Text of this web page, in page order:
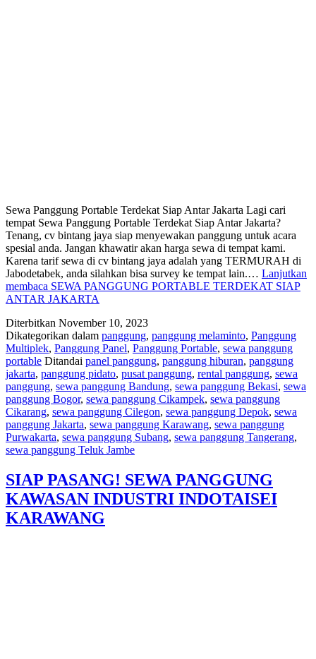
Sewa Panggung Portable Terdekat Siap Antar Jakarta Lagi cari
tempat Sewa Panggung Portable Terdekat Siap Antar Jakarta?
Tenang, cv bintang jaya siap menyewakan panggung untuk acara
spesial anda. Jangan khawatir akan harga sewa di tempat kami.
Karena tarif sewa di cv bintang jaya adalah yang TERMURAH di
Jabodetabek, anda silahkan bisa survey ke tempat lain.… Lanjutkan
membaca SEWA PANGGUNG PORTABLE TERDEKAT SIAP
ANTAR JAKARTA
Diterbitkan November 10, 2023
Dikategorikan dalam panggung, panggung melaminto, Panggung
Multiplek, Panggung Panel, Panggung Portable, sewa panggung
portable Ditandai panel panggung, panggung hiburan, panggung
jakarta, panggung pidato, pusat panggung, rental panggung, sewa
panggung, sewa panggung Bandung, sewa panggung Bekasi, sewa
panggung Bogor, sewa panggung Cikampek, sewa panggung
Cikarang, sewa panggung Cilegon, sewa panggung Depok, sewa
panggung Jakarta, sewa panggung Karawang, sewa panggung
Purwakarta, sewa panggung Subang, sewa panggung Tangerang,
sewa panggung Teluk Jambe
SIAP PASANG! SEWA PANGGUNG
KAWASAN INDUSTRI INDOTAISEI
KARAWANG